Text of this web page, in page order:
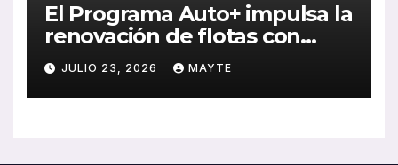
El Programa Auto+ impulsa la
renovación de flotas con
ayudas a vehículos eléctricos
ligeros
JULIO 23, 2026 MAYTE